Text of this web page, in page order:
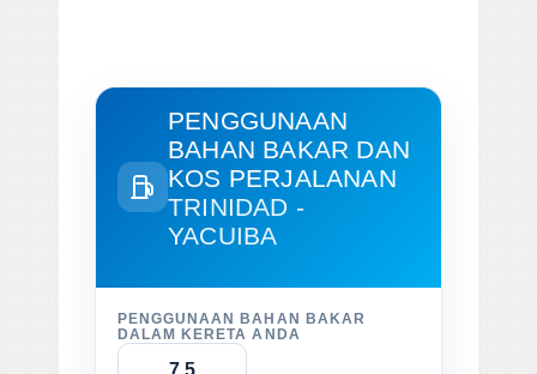
PENGGUNAAN
BAHAN BAKAR DAN
KOS PERJALANAN
TRINIDAD -
YACUIBA
PENGGUNAAN BAHAN BAKAR
DALAM KERETA ANDA